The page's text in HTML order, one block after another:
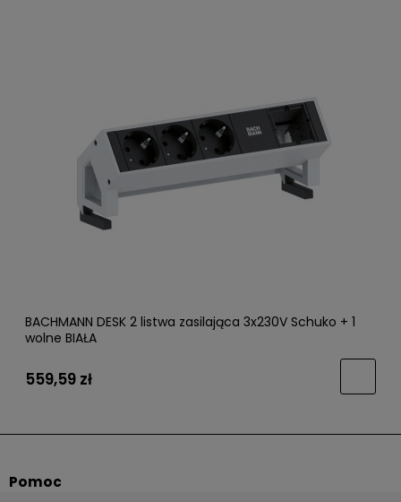
BACHMANN DESK 2 listwa zasilająca 3x230V Schuko + 1
wolne BIAŁA
559,59 zł
Pomoc